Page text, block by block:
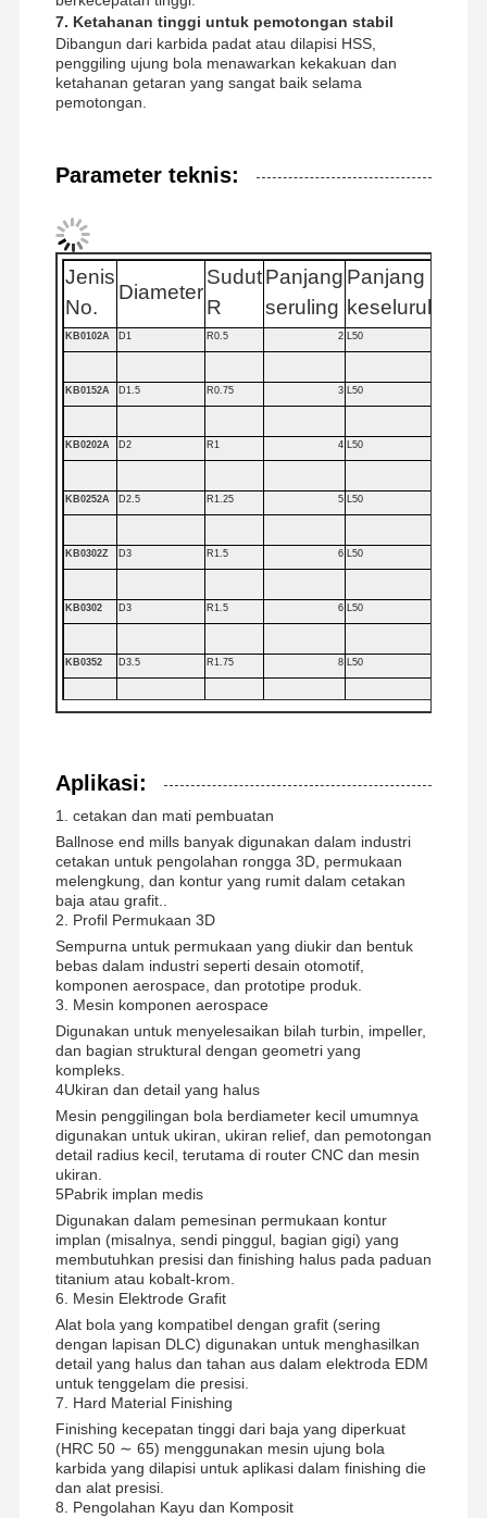
U bor
pabrik ujung persegi
Pabrik Ujung Hidung Bola
Pabrik End Aluminium
Kepala yang membosankan
Kepala Boring yang Kasar
7. Ketahanan tinggi untuk pemotongan stabil
Dibangun dari karbida padat atau dilapisi HSS,
penggiling ujung bola menawarkan kekakuan dan
ketahanan getaran yang sangat baik selama
pemotongan.
Parameter teknis:
Jenis
No.
Diameter
Sudut
R
Panjang
seruling
Panjang
keseluruhan
KB0102A D1 R0.5 2 L50
KB0152A D1.5 R0.75 3 L50
KB0202A D2 R1 4 L50
KB0252A D2.5 R1.25 5 L50
KB0302Z D3 R1.5 6 L50
KB0302 D3 R1.5 6 L50
KB0352 D3.5 R1.75 8 L50
KB0402 D4 R2 8 L50
KB1202 D12 R6 24 L75
Aplikasi:
1. cetakan dan mati pembuatan
Ballnose end mills banyak digunakan dalam industri
cetakan untuk pengolahan rongga 3D, permukaan
melengkung, dan kontur yang rumit dalam cetakan
baja atau grafit..
2. Profil Permukaan 3D
Sempurna untuk permukaan yang diukir dan bentuk
bebas dalam industri seperti desain otomotif,
komponen aerospace, dan prototipe produk.
3. Mesin komponen aerospace
Digunakan untuk menyelesaikan bilah turbin, impeller,
dan bagian struktural dengan geometri yang
kompleks.
4Ukiran dan detail yang halus
Mesin penggilingan bola berdiameter kecil umumnya
digunakan untuk ukiran, ukiran relief, dan pemotongan
detail radius kecil, terutama di router CNC dan mesin
ukiran.
5Pabrik implan medis
Digunakan dalam pemesinan permukaan kontur
implan (misalnya, sendi pinggul, bagian gigi) yang
membutuhkan presisi dan finishing halus pada paduan
titanium atau kobalt-krom.
6. Mesin Elektrode Grafit
Alat bola yang kompatibel dengan grafit (sering
dengan lapisan DLC) digunakan untuk menghasilkan
detail yang halus dan tahan aus dalam elektroda EDM
untuk tenggelam die presisi.
7. Hard Material Finishing
Finishing kecepatan tinggi dari baja yang diperkuat
(HRC 50 ∼ 65) menggunakan mesin ujung bola
karbida yang dilapisi untuk aplikasi dalam finishing die
dan alat presisi.
8. Pengolahan Kayu dan Komposit